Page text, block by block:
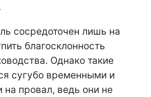
сосредоточен лишь на
благосклонность
Однако такие
сугубо временными и
провал, ведь они не